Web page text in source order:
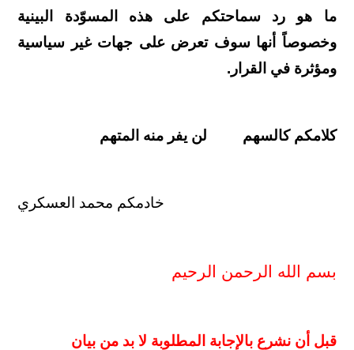
ما هو رد سماحتكم على هذه المسوّدة البينية
وخصوصاً أنها سوف تعرض على جهات غير سياسية
ومؤثرة في القرار.
كلامكم كالسهم لن يفر منه المتهم
خادمكم محمد العسكري
بسم الله الرحمن الرحيم
قبل أن نشرع بالإجابة المطلوبة لا بد من بيان